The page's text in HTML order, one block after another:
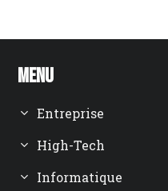
Menu
Entreprise
High-Tech
Informatique